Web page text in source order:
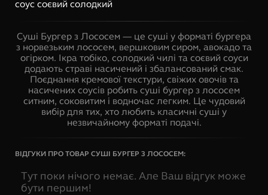
соус соєвий солодкий
Суші Бургер з Лососем — це суші у форматі бургера
з норвезьким лососем, вершковим сиром, авокадо та
огірком. Ікра тобіко, солодкий чилі та соєвий соуси
додають страві насичений і збалансований смак.
Поєднання кремової текстури, свіжих овочів та
насичених соусів робить суші бургер з лососем
ситним, соковитим і водночас легким. Це чудовий
вибір для тих, хто любить класичні суші у
незвичайному форматі подачі.
ВІДГУКИ ПРО ТОВАР СУШІ БУРГЕР З ЛОСОСЕМ:
Тут поки нічого немає. Але Ваш відгук може
бути першим!